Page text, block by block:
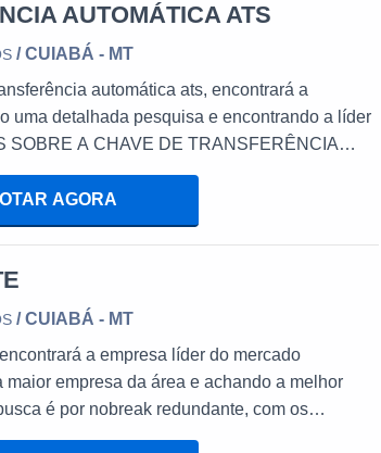
AUTOMÁTICA ATS
/ CUIABÁ - MT
automática ats, encontrará a
uma detalhada pesquisa e encontrando a líder
SOBRE A CHAVE DE TRANSFERÊNCIA
chave de transferência automática ats em uma
C. A. Equipamentos Eletrônicos. Na
de tensão monofásico e chave
falamos em chave de transferência
em orçar com empresas que prezam por
qualidade e precisão, detalhes que passam
futuros para os clientes.É importante lembrar
com empresas especializadas no
a garantir a qualidade e durabilidade dos
substituições frequentes de produtos que não
AGORA
/ CUIABÁ - MT
a empresa líder do mercado
empresa da área e achando a melhor
é por nobreak redundante, com os
Eletrônicos alcançará proteção com soluções